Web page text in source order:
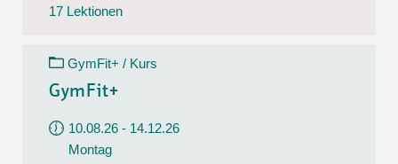
17 Lektionen
GymFit+ / Kurs
GymFit+
10.08.26 - 14.12.26
Montag